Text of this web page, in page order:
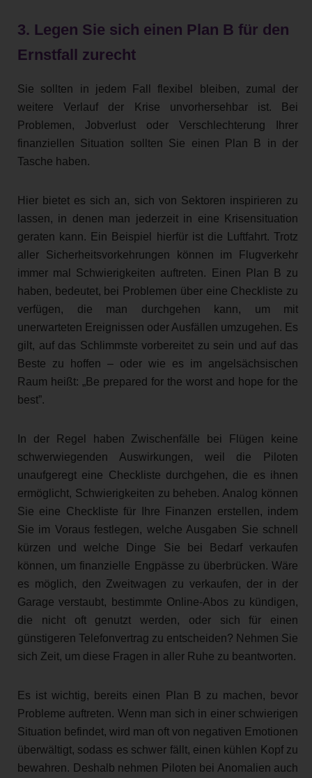
3. Legen Sie sich einen Plan B für den
Ernstfall zurecht
Sie sollten in jedem Fall flexibel bleiben, zumal der
weitere Verlauf der Krise unvorhersehbar ist. Bei
Problemen, Jobverlust oder Verschlechterung Ihrer
finanziellen Situation sollten Sie einen Plan B in der
Tasche haben.
Hier bietet es sich an, sich von Sektoren inspirieren zu
lassen, in denen man jederzeit in eine Krisensituation
geraten kann. Ein Beispiel hierfür ist die Luftfahrt. Trotz
aller Sicherheitsvorkehrungen können im Flugverkehr
immer mal Schwierigkeiten auftreten. Einen Plan B zu
haben, bedeutet, bei Problemen über eine Checkliste zu
verfügen, die man durchgehen kann, um mit
unerwarteten Ereignissen oder Ausfällen umzugehen. Es
gilt, auf das Schlimmste vorbereitet zu sein und auf das
Beste zu hoffen – oder wie es im angelsächsischen
Raum heißt: „Be prepared for the worst and hope for the
best”.
In der Regel haben Zwischenfälle bei Flügen keine
schwerwiegenden Auswirkungen, weil die Piloten
unaufgeregt eine Checkliste durchgehen, die es ihnen
ermöglicht, Schwierigkeiten zu beheben. Analog können
Sie eine Checkliste für Ihre Finanzen erstellen, indem
Sie im Voraus festlegen, welche Ausgaben Sie schnell
kürzen und welche Dinge Sie bei Bedarf verkaufen
können, um finanzielle Engpässe zu überbrücken. Wäre
es möglich, den Zweitwagen zu verkaufen, der in der
Garage verstaubt, bestimmte Online-Abos zu kündigen,
die nicht oft genutzt werden, oder sich für einen
günstigeren Telefonvertrag zu entscheiden? Nehmen Sie
sich Zeit, um diese Fragen in aller Ruhe zu beantworten.
Es ist wichtig, bereits einen Plan B zu machen, bevor
Probleme auftreten. Wenn man sich in einer schwierigen
Situation befindet, wird man oft von negativen Emotionen
überwältigt, sodass es schwer fällt, einen kühlen Kopf zu
bewahren. Deshalb nehmen Piloten bei Anomalien auch